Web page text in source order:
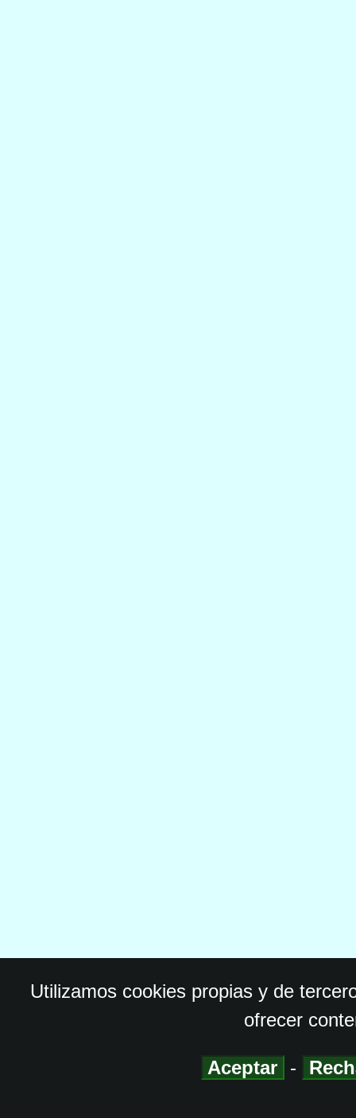
Utilizamos cookies propias y de
ofrecer
Aceptar -